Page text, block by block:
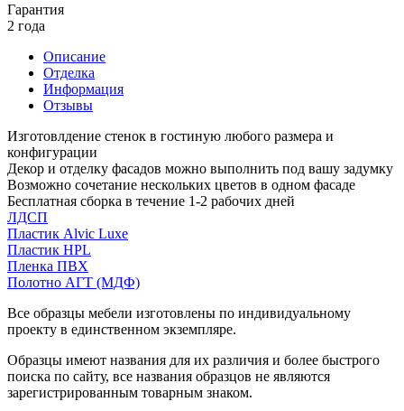
Гарантия
2 года
Описание
Отделка
Информация
Отзывы
Изготовлдение стенок в гостиную любого размера и
конфигурации
Декор и отделку фасадов можно выполнить под вашу задумку
Возможно сочетание нескольких цветов в одном фасаде
Бесплатная сборка в течение 1-2 рабочих дней
ЛДСП
Пластик Alvic Luxe
Пластик HPL
Пленка ПВХ
Полотно АГТ (МДФ)
Все образцы мебели изготовлены по индивидуальному
проекту в единственном экземпляре.
Образцы имеют названия для их различия и более быстрого
поиска по сайту, все названия образцов не являются
зарегистрированным товарным знаком.